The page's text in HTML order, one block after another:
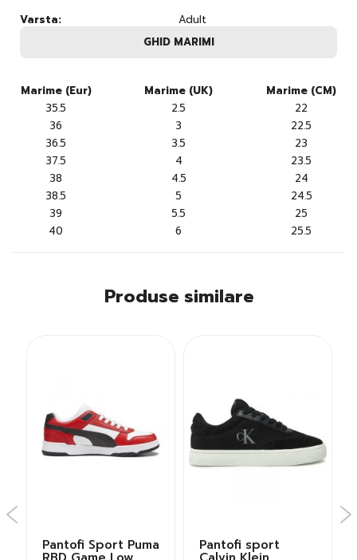
Varsta:
Adult
GHID MARIMI
Marime (Eur) Marime (UK)
Marime (CM)
35.5
2.5
22
36
3
22.5
36.5
3.5
23
37.5
4
23.5
38
4.5
24
38.5
5
24.5
39
5.5
25
40
6 25.5
Produse similare
Pantofi Sport Puma Pantofi sport